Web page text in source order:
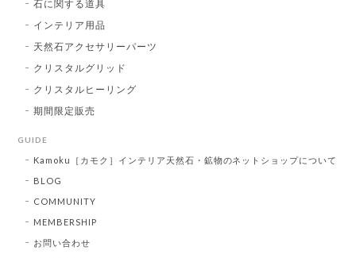
石に関する道具
インテリア用品
天然石アクセサリーパーツ
クリスタルグリッド
クリスタルヒーリング
期間限定販売
GUIDE
Kamoku［カモク］インテリア天然石・鉱物のネットショップについて
BLOG
COMMUNITY
MEMBERSHIP
お問い合わせ